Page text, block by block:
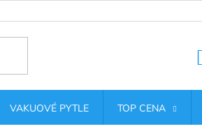
VAKUOVÉ PYTLE TOP CENA